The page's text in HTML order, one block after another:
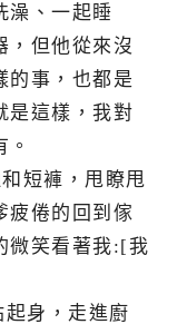
澡、一起睡
，但他從來沒
的事，也都是
是這樣，我對
。
短褲，甩瞭甩
疲倦的回到傢
微笑看著我:[我
身，走進廚